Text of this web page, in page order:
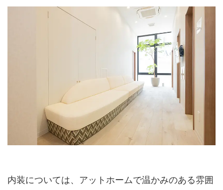
内装については、アットホームで温かみのある雰囲